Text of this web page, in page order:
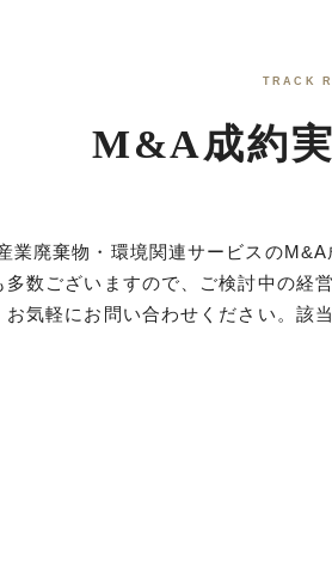
TRACK
M&A成約
業廃棄物・環境関連サービスの
多数ございますので、ご検討中の経
お気軽にお問い合わせください。該